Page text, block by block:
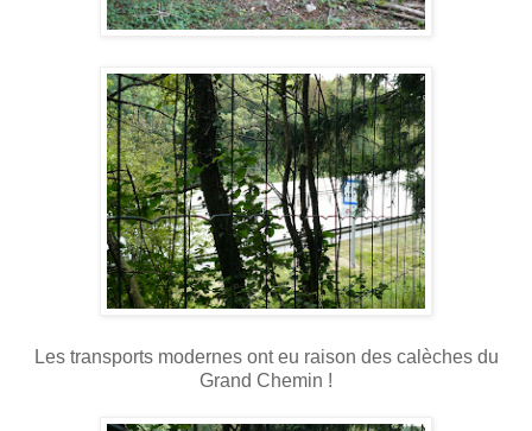
Les transports modernes ont eu raison des calèches du
Grand Chemin !